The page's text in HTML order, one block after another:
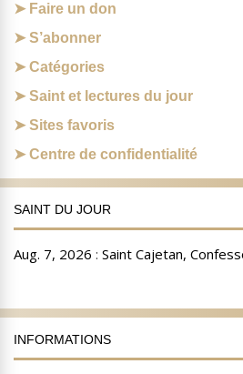
Faire un don
S’abonner
Catégories
Saint et lectures du jour
Sites favoris
Centre de confidentialité
SAINT DU JOUR
INFORMATIONS